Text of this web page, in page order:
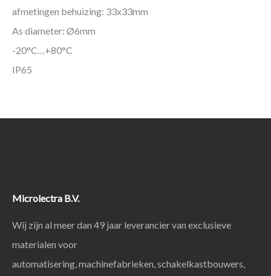
afmetingen behuizing: 33x33mm
As diameter: Ø6mm
-20°C…+80°C
IP65
Microlectra B.V.
Wij zijn al meer dan 49 jaar leverancier van exclusieve
materialen voor
automatisering, machinefabrieken, schakelkastbouwers,